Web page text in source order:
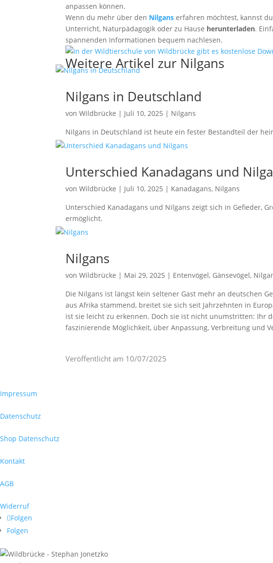
anpassen können.
Wenn du mehr über den Nilgans erfahren möchtest, kannst
Unterricht, Naturpädagogik oder zu Hause herunterladen.
spannenden Informationen bequem nachlesen.
Weitere Artikel zur Nilgans
Nilgans in Deutschland
vonWildbrücke | Juli 10, 2025 | Nilgans
Nilgans in Deutschland ist heute ein fester Bestandteil der
Unterschied Kanadagans und
vonWildbrücke | Juli 10, 2025 | Kanadagans, Nilgans
Unterschied Kanadagans und Nilgans zeigt sich in Gefieder,
ermöglicht.
Nilgans
vonWildbrücke | Mai 29, 2025 | Entenvögel, Gänsevögel,
Die Nilgans ist längst kein seltener Gast mehr an deutschen
aus Afrika stammend, breitet sie sich seit Jahrzehnten in
ist sie leicht zu erkennen. Doch sie ist nicht unumstritten: Ihr
faszinierende Möglichkeit, über Anpassung, Verbreitung und
Veröffentlicht am 10/07/2025
Impressum
Datenschutz
Shop Datenschutz
Kontakt
AGB
Widerruf
Folgen
Folgen